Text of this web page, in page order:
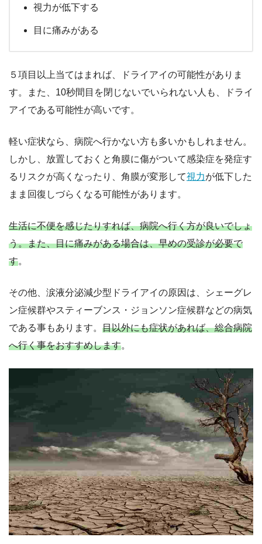
視力が低下する
目に痛みがある
５項目以上当てはまれば、ドライアイの可能性がありま
す。また、10秒間目を閉じないでいられない人も、ドライ
アイである可能性が高いです。
軽い症状なら、病院へ行かない方も多いかもしれません。
しかし、放置しておくと角膜に傷がついて感染症を発症す
るリスクが高くなったり、角膜が変形して視力が低下した
まま回復しづらくなる可能性があります。
生活に不便を感じたりすれば、病院へ行く方が良いでしょ
う。また、目に痛みがある場合は、早めの受診が必要で
す。
その他、涙液分泌減少型ドライアイの原因は、シェーグレ
ン症候群やスティーブンス・ジョンソン症候群などの病気
である事もあります。 目以外にも症状があれば、総合病院
へ行く事をおすすめします。